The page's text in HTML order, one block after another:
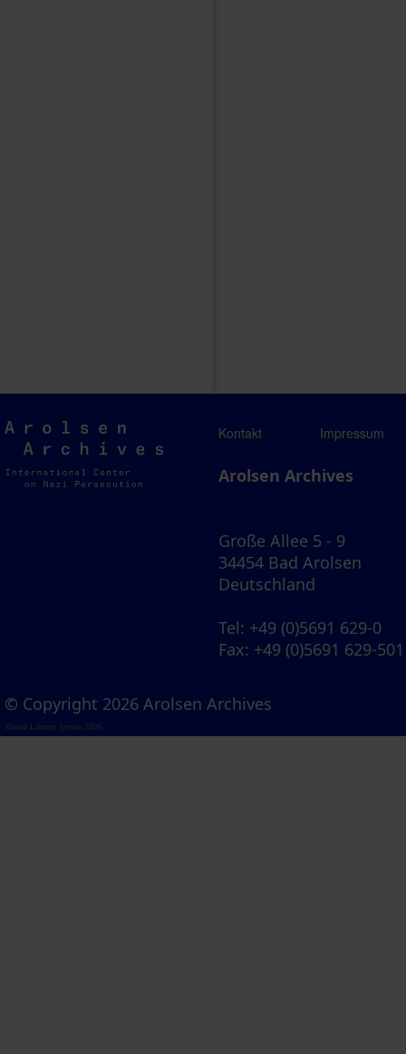
Arolsen
Archives
Kontakt Impressum
Arolsen Archives
Große Allee 5 - 9
34454 Bad Arolsen
Deutschland
Tel: +49 (0)5691 629-0
Fax: +49 (0)5691 629-501
© Copyright 2026 Arolsen Archives
Visual Library Server 2026